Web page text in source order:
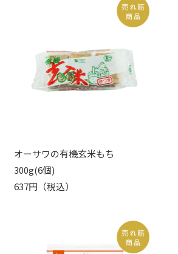
オーサワの有機玄米もち
300g(6個)
637円（税込）